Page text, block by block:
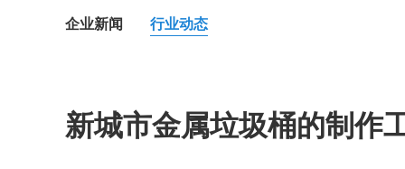
企业新闻 行业动态
新城市金属垃圾桶的制作